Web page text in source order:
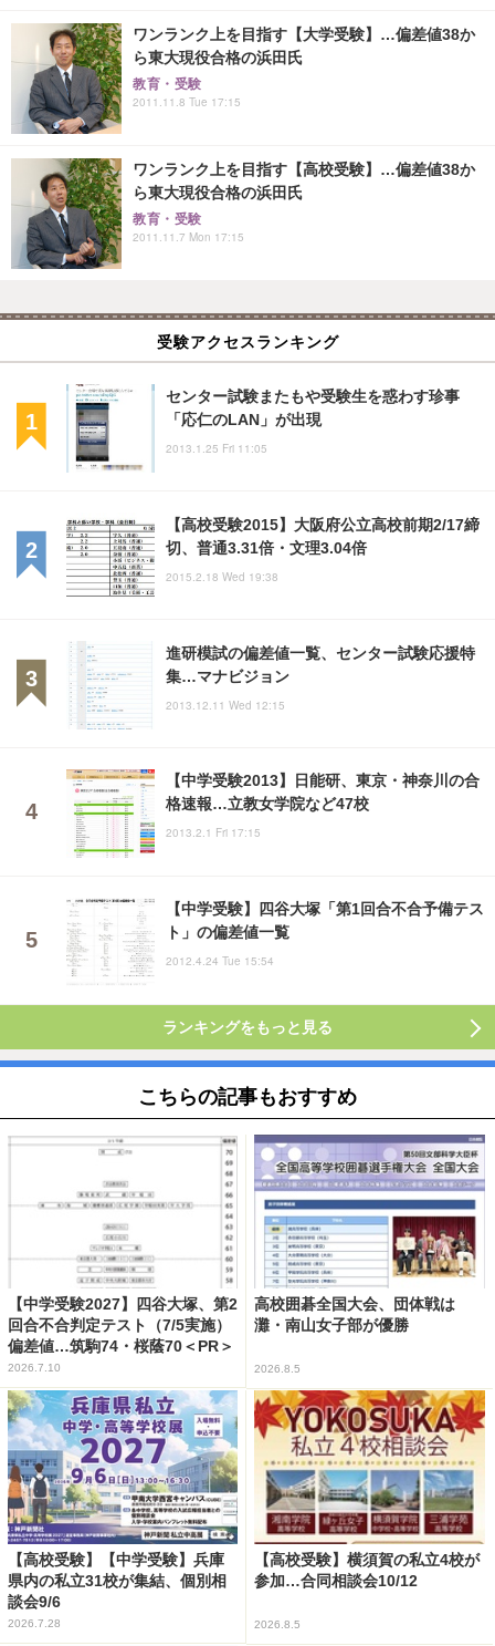
ワンランク上を目指す【大学受験】…偏差値38か
ら東大現役合格の浜田氏
教育・受験
2011.11.8 Tue 17:15
ワンランク上を目指す【高校受験】…偏差値38か
ら東大現役合格の浜田氏
教育・受験
2011.11.7 Mon 17:15
受験アクセスランキング
センター試験またもや受験生を惑わす珍事
「応仁のLAN」が出現
2013.1.25 Fri 11:05
【高校受験2015】大阪府公立高校前期2/17締
切、普通3.31倍・文理3.04倍
2015.2.18 Wed 19:38
進研模試の偏差値一覧、センター試験応援特
集…マナビジョン
2013.12.11 Wed 12:15
【中学受験2013】日能研、東京・神奈川の合
格速報…立教女学院など47校
2013.2.1 Fri 17:15
【中学受験】四谷大塚「第1回合不合予備テス
ト」の偏差値一覧
2012.4.24 Tue 15:54
ランキングをもっと見る
こちらの記事もおすすめ
【中学受験2027】四谷大塚、第2
回合不合判定テスト（7/5実施）
偏差値…筑駒74・桜蔭70＜PR＞
2026.7.10
高校囲碁全国大会、団体戦は
灘・南山女子部が優勝
2026.8.5
【高校受験】【中学受験】兵庫
県内の私立31校が集結、個別相
談会9/6
2026.7.28
【高校受験】横須賀の私立4校が
参加…合同相談会10/12
2026.8.5